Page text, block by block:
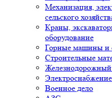
Механизация,
сельского
Краны,
оборудование
Горные машины и
Строительные
Железнодорожный
Военное дело